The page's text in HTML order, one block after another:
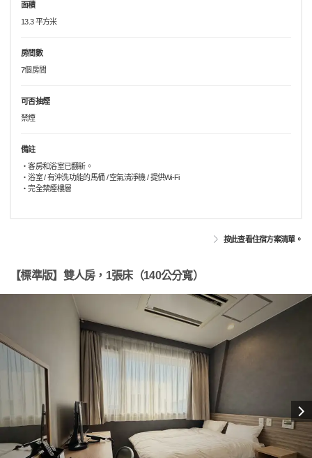
面積
13.3 平方米
房間數
7個房間
可否抽煙
禁煙
備註
・客房和浴室已翻新。
・浴室 / 有沖洗功能的馬桶 / 空氣清淨機 / 提供Wi-Fi
・完全禁煙樓層
按此查看住宿方案清單。
【標準版】雙人房，1張床（140公分寬）